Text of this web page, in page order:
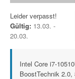
Leider verpasst!
Gültig: 13.03. -
20.03.
Intel Core i7-
BoostTechnik